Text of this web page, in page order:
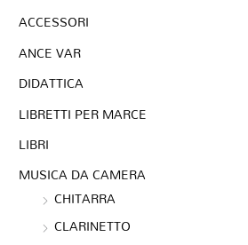
ACCESSORI
ANCE VAR
DIDATTICA
LIBRETTI PER MARCE
LIBRI
MUSICA DA CAMERA
CHITARRA
CLARINETTO